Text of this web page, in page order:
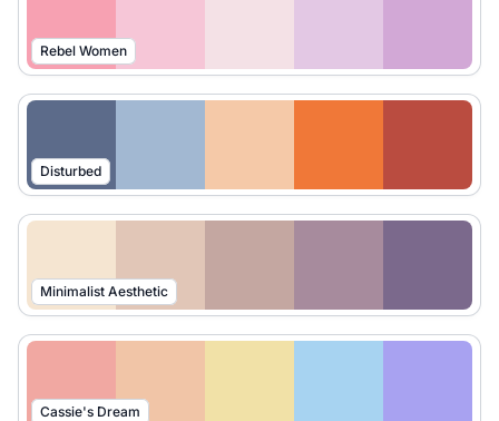
Rebel Women
Disturbed
Minimalist Aesthetic
Cassie's Dream